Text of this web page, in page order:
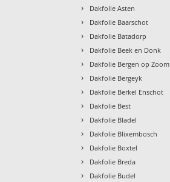
› Dakfolie Asten
› Dakfolie Baarschot
› Dakfolie Batadorp
› Dakfolie Beek en Donk
› Dakfolie Bergen op Zoom
› Dakfolie Bergeyk
› Dakfolie Berkel Enschot
› Dakfolie Best
› Dakfolie Bladel
› Dakfolie Blixembosch
› Dakfolie Boxtel
› Dakfolie Breda
› Dakfolie Budel